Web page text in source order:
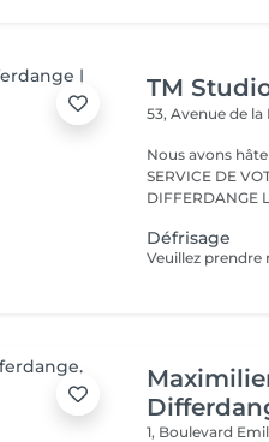
TM
53, Avenue de la
Nous avons hâte de vous
SERVICE DE
Défrisage
1, Boulevard